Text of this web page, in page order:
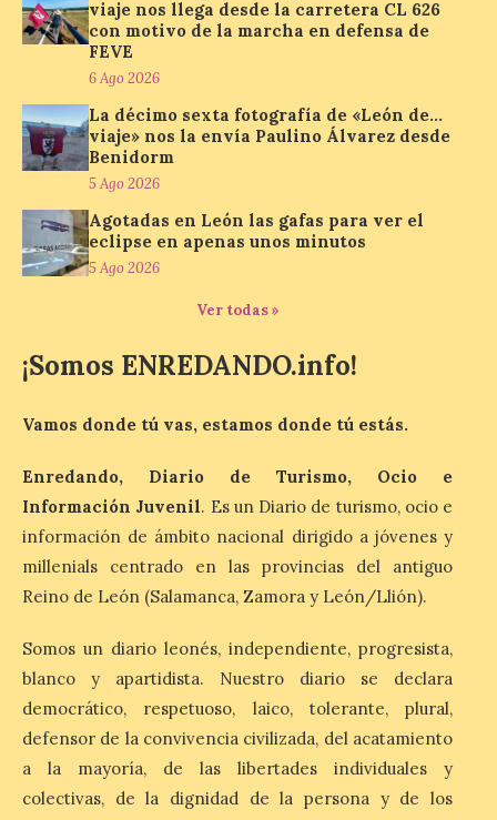
Bañeza presenta el
Festival One More Time,
una cita con la música de
los 80 y 90 para el 16 de
agosto en la Plaza Mayor.
6 Ago 2026
Se celebrará el próximo
domingo 16 de agosto, a
partir de las 23:00 horas,
en la Plaza Mayor de la
del Ayuntamiento de La Bañeza ha
“Mirar un eclipse sin
puede causar daños
irreversibles en la retina”
6 Ago 2026
La retinopatía solar puede
visión central, manchas en
alteraciones en la
percepción de formas y colores. El
especialista en Oftalmología del Hospital
San Juan de Dios de León, Dr. Mahave
Ruiz, advierte de […]
viaje nos llega desde la carretera CL 626
con motivo de la marcha en defensa de
FEVE
6 Ago 2026
La décimo sexta fotografía de «León de…
viaje» nos la envía Paulino Álvarez desde
Benidorm
5 Ago 2026
Agotadas en León las gafas para ver el
eclipse en apenas unos minutos
5 Ago 2026
Ver todas »
¡Somos ENREDANDO.info!
Vamos donde tú vas, estamos donde tú estás.
Enredando, Diario de Turismo, Ocio e
Información Juvenil. Es un Diario de turismo, ocio e
información de ámbito nacional dirigido a jóvenes y
millenials centrado en las provincias del antiguo
Reino de León (Salamanca, Zamora y León/Llión).
Somos un diario leonés, independiente, progresista,
blanco y apartidista. Nuestro diario se declara
democrático, respetuoso, laico, tolerante, plural,
defensor de la convivencia civilizada, del acatamiento
a la mayoría, de las libertades individuales y
colectivas, de la dignidad de la persona y de los